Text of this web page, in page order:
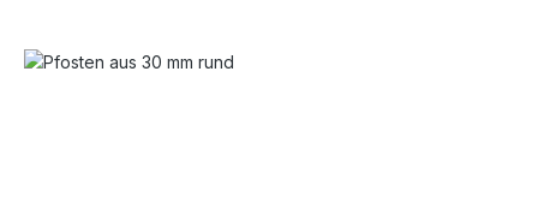
Bildergalerie überspringen